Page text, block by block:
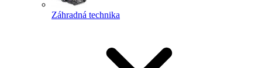
Záhradná technika